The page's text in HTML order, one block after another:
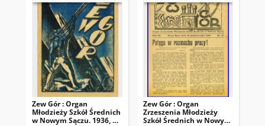
Zew Gór : Organ
Młodzieży Szkół Średnich
w Nowym Sączu. 1936, R.
Zew Gór : Organ
Zrzeszenia Młodzieży
Szkół Średnich w Nowym